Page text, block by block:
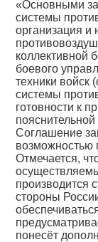
«Основными
системы
организация и
коллективной
боевого
техники войск
системы
готовности к
пояснительной
Соглашение
возможностью
Отмечается,
производится
стороны
понесёт